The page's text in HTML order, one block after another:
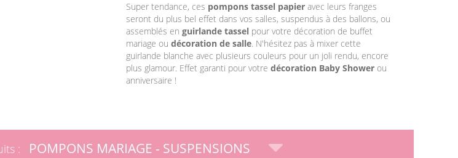
Super tendance, ces pompons tassel papier avec leurs franges
seront du plus bel effet dans vos salles, suspendus à des ballons, ou
assemblés en guirlande tassel pour votre décoration de buffet
mariage ou décoration de salle. N'hésitez pas à mixer cette
guirlande blanche avec plusieurs couleurs pour un joli rendu, encore
plus glamour. Effet garanti pour votre décoration Baby Shower ou
anniversaire !
: POMPONS MARIAGE - SUSPENSIONS